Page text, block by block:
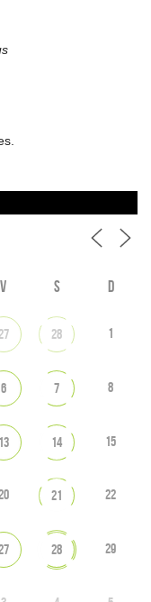
V S D
27 28 1
6 7 8
13 14 15
21 22
28 29